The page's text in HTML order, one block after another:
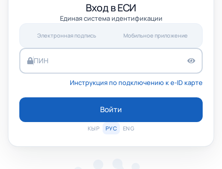
Вход в ЕСИ
Единая система идентификации
Электронная подпись Мобильное приложение
Инструкция по подключению к e-ID карте
Войти
КЫР РУС ENG